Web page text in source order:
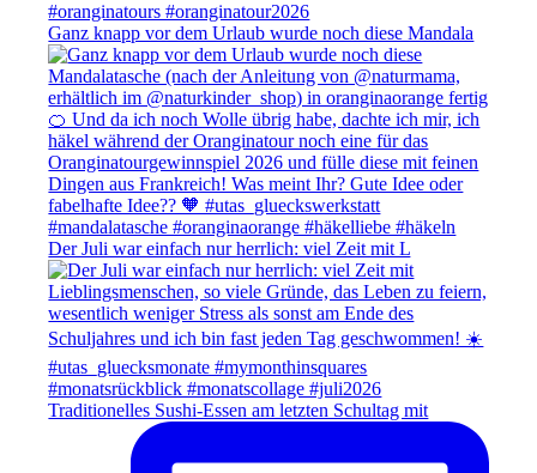
Ganz knapp vor dem Urlaub wurde noch diese Mandala
Der Juli war einfach nur herrlich: viel Zeit mit L
Traditionelles Sushi-Essen am letzten Schultag mit